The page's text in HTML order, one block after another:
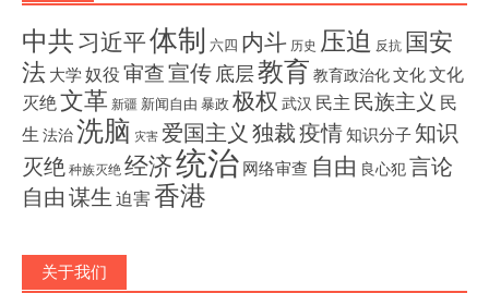
中共习近平体制 六四 内斗 历史 压迫 反抗 国安
法 大学 奴役 审查宣传底层教育 教育政治化文化文化
灭绝文革 新疆 新闻自由 暴政 极权 武汉 民主 民族主义 民
生 法治洗脑 灾害 爱国主义 独裁疫情知识分子 知识
灭绝 种族灭绝 经济统治 网络审查 自由 良心犯言论
自由 谋生 迫害香港
关于我们